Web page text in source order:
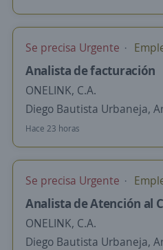
Se precisa Urgente
Analista de facturación
ONELINK, C.A.
Diego Bautista Urbaneja,
Hace 23 horas
Se precisa Urgente
Analista de Atención al
ONELINK, C.A.
Diego Bautista Urbaneja,